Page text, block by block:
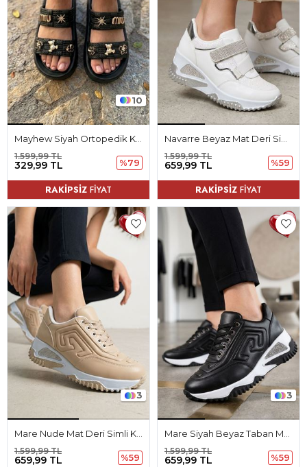
10
329,99 TL
1.599,99 TL
%79
RAKİPSİZ FİYAT
659,99 TL
1.599,99 TL
%59
RAKİPSİZ FİYAT
3
659,99 TL
1.599,99 TL
%59
3
659,99 TL
1.599,99 TL
%59